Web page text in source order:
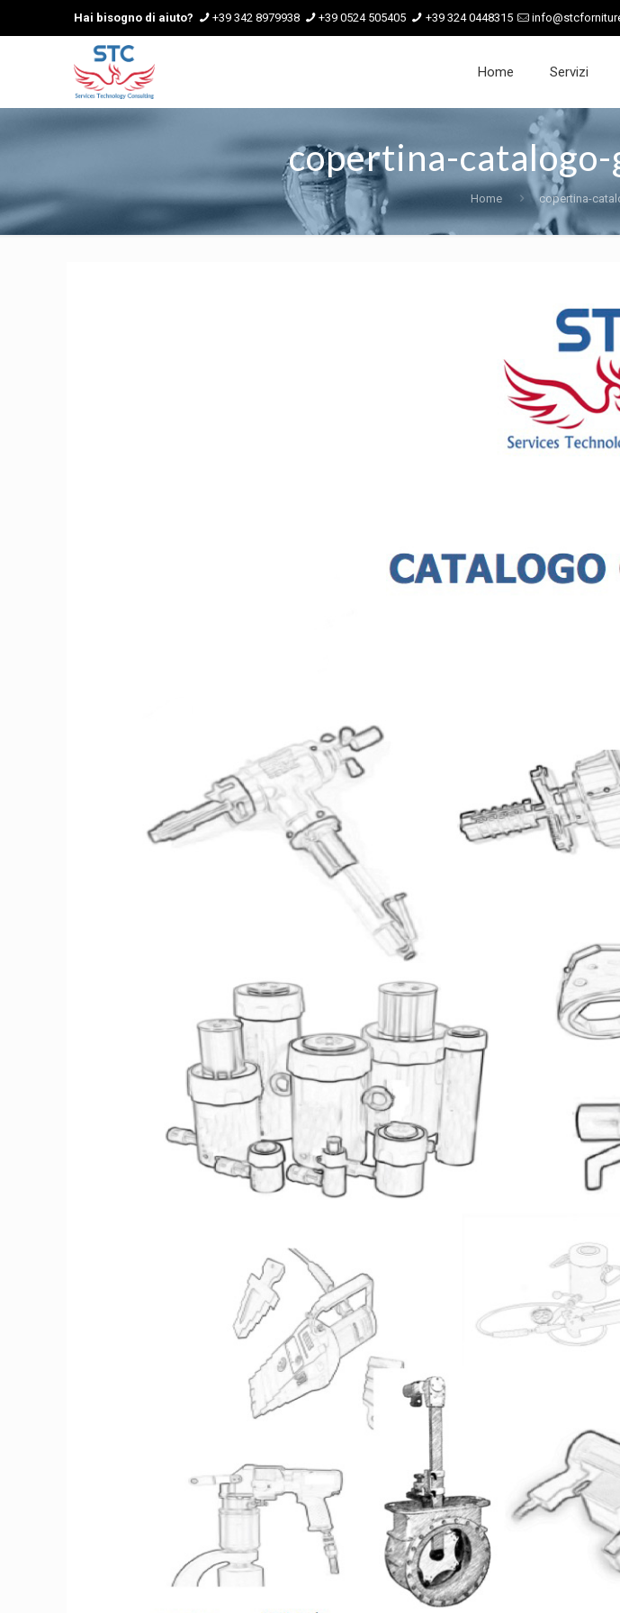
Hai bisogno di aiuto? +39 342 8979938 +39 0524 505405 +39 324 0448315
Home Servizi
copertina-
Home copertina-